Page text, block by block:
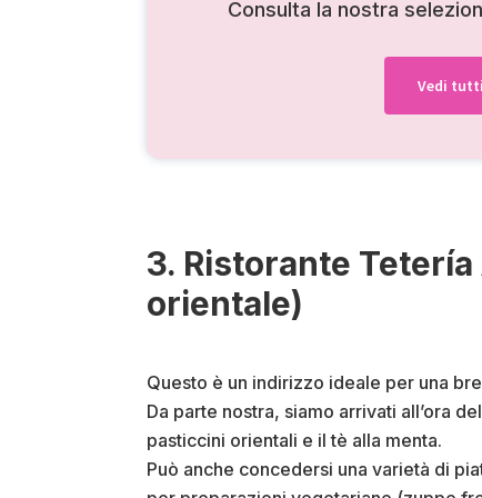
Consulta la nostra
Vedi
3. Ristorante
orientale)
Questo è un indirizzo ideale per una
Da parte nostra, siamo arrivati all’ora
pasticcini orientali e il tè alla menta.
Può anche concedersi una varietà di